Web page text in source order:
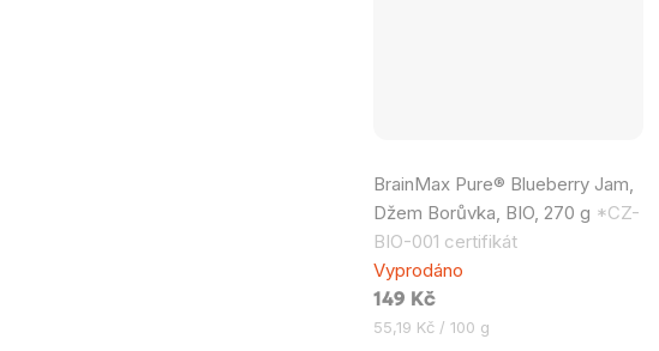
BrainMax Pure® Blueberry Jam,
Džem Borůvka, BIO, 270 g *CZ-
BIO-001 certifikát
hodnocení
produktu
je
5,0
z
5
Vyprodáno
149 Kč
Měrná
55,19 Kč / 100 g